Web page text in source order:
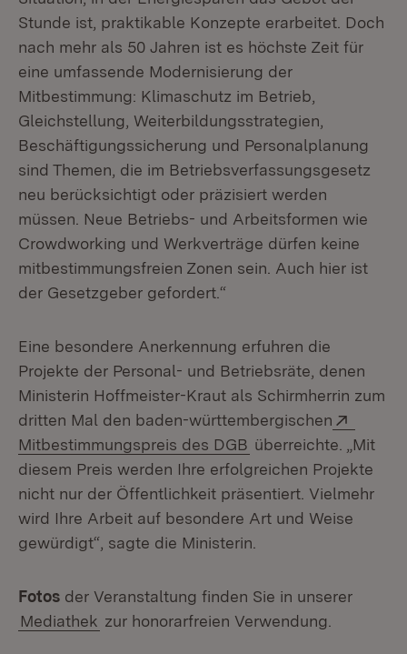
Stunde ist, praktikable Konzepte erarbeitet. Doch
nach mehr als 50 Jahren ist es höchste Zeit für
eine umfassende Modernisierung der
Mitbestimmung: Klimaschutz im Betrieb,
Gleichstellung, Weiterbildungsstrategien,
Beschäftigungssicherung und Personalplanung
sind Themen, die im Betriebsverfassungsgesetz
neu berücksichtigt oder präzisiert werden
müssen. Neue Betriebs- und Arbeitsformen wie
Crowdworking und Werkverträge dürfen keine
mitbestimmungsfreien Zonen sein. Auch hier ist
der Gesetzgeber gefordert.“
Eine besondere Anerkennung erfuhren die
Projekte der Personal- und Betriebsräte, denen
Ministerin Hoffmeister-Kraut als Schirmherrin zum
dritten Mal den baden-württembergischen
Mitbestimmungspreis des DGB (Öffnet in neuem
überreichte. „Mit
diesem Preis werden Ihre erfolgreichen Projekte
nicht nur der Öffentlichkeit präsentiert. Vielmehr
wird Ihre Arbeit auf besondere Art und Weise
gewürdigt“, sagte die Ministerin.
Fotos der Veranstaltung finden Sie in unserer
Mediathek zur honorarfreien Verwendung.